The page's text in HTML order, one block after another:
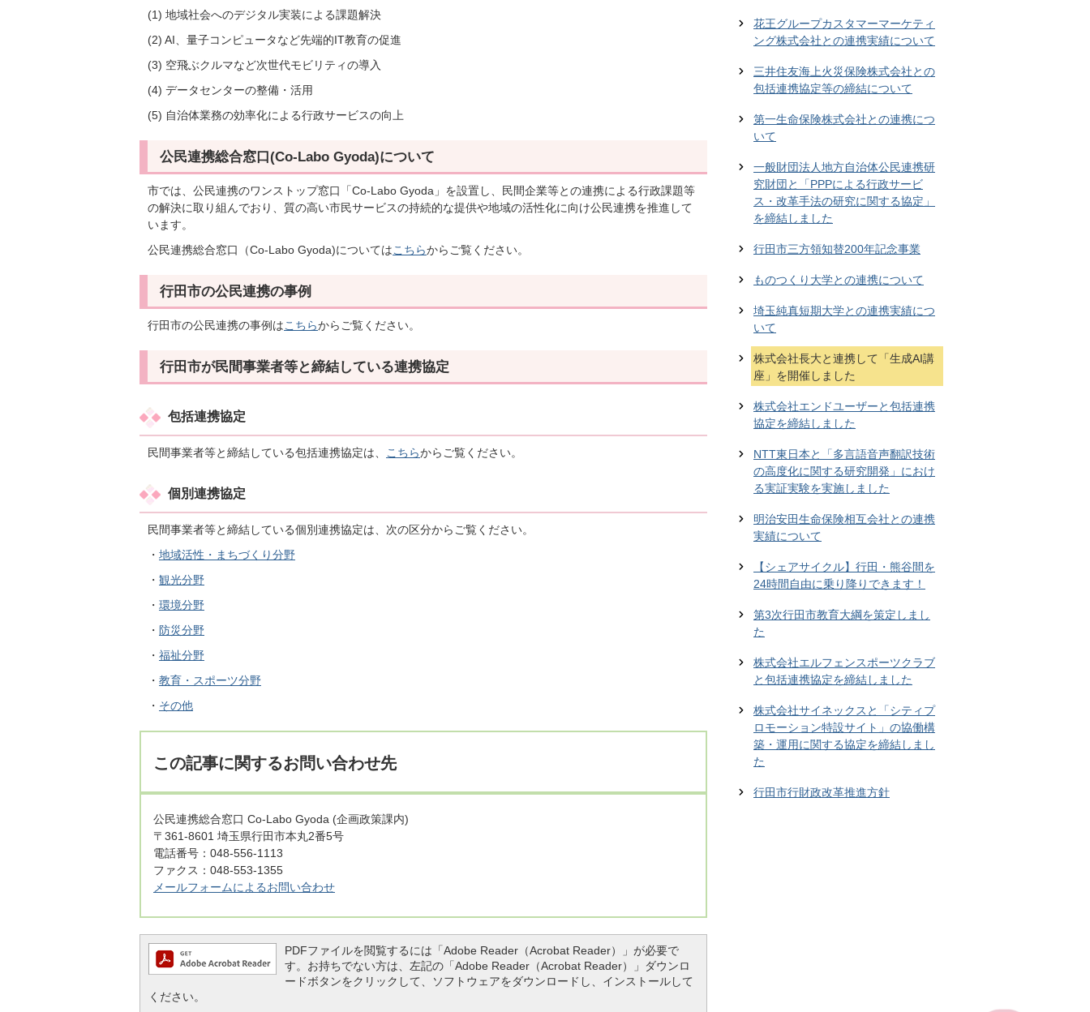
(1) 地域社会へのデジタル実装による課題解決
(2) AI、量子コンピュータなど先端的IT教育の促進
(3) 空飛ぶクルマなど次世代モビリティの導入
(4) データセンターの整備・活用
(5) 自治体業務の効率化による行政サービスの向上
公民連携総合窓口(Co-Labo Gyoda)について
市では、公民連携のワンストップ窓口「Co-Labo Gyoda」を設置し、民間企業等との連携による行政課題等
の解決に取り組んでおり、質の高い市民サービスの持続的な提供や地域の活性化に向け公民連携を推進して
います。
公民連携総合窓口（Co-Labo Gyoda)についてはこちらからご覧ください。
行田市の公民連携の事例
行田市の公民連携の事例はこちらからご覧ください。
行田市が民間事業者等と締結している連携協定
包括連携協定
民間事業者等と締結している包括連携協定は、 こちらからご覧ください。
個別連携協定
民間事業者等と締結している個別連携協定は、次の区分からご覧ください。
・ 地域活性・まちづくり分野
・ 観光分野
・ 環境分野
・ 防災分野
・ 福祉分野
・ 教育・スポーツ分野
・ その他
この記事に関するお問い合わせ先
公民連携総合窓口 Co-Labo Gyoda (企画政策課内)
〒361-8601 埼玉県行田市本丸2番5号
電話番号：048-556-1113
ファクス：048-553-1355
メールフォームによるお問い合わせ
PDFファイルを閲覧するには「Adobe Reader（Acrobat Reader）」が必要で
す。お持ちでない方は、左記の「Adobe Reader（Acrobat Reader）」ダウンロ
ードボタンをクリックして、ソフトウェアをダウンロードし、インストールして
ください。
花王グループカスタマーマーケティ
ング株式会社との連携実績について
三井住友海上火災保険株式会社との
包括連携協定等の締結について
第一生命保険株式会社との連携につ
いて
一般財団法人地方自治体公民連携研
究財団と「PPPによる行政サービ
ス・改革手法の研究に関する協定」
を締結しました
行田市三方領知替200年記念事業
ものつくり大学との連携について
埼玉純真短期大学との連携実績につ
いて
株式会社長大と連携して「生成AI講
座」を開催しました
株式会社エンドユーザーと包括連携
協定を締結しました
NTT東日本と「多言語音声翻訳技術
の高度化に関する研究開発」におけ
る実証実験を実施しました
明治安田生命保険相互会社との連携
実績について
【シェアサイクル】行田・熊谷間を
24時間自由に乗り降りできます！
第3次行田市教育大綱を策定しまし
た
株式会社エルフェンスポーツクラブ
と包括連携協定を締結しました
株式会社サイネックスと「シティプ
ロモーション特設サイト」の協働構
築・運用に関する協定を締結しまし
た
行田市行財政改革推進方針